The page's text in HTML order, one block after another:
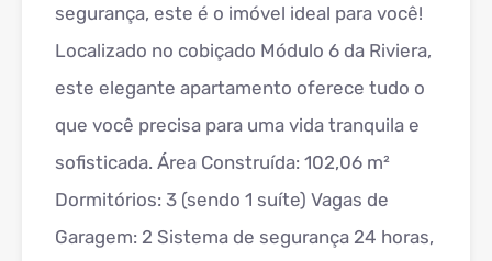
segurança, este é o imóvel ideal para você!
Localizado no cobiçado Módulo 6 da Riviera,
este elegante apartamento oferece tudo o
que você precisa para uma vida tranquila e
sofisticada. Área Construída: 102,06 m²
Dormitórios: 3 (sendo 1 suíte) Vagas de
Garagem: 2 Sistema de segurança 24 horas,